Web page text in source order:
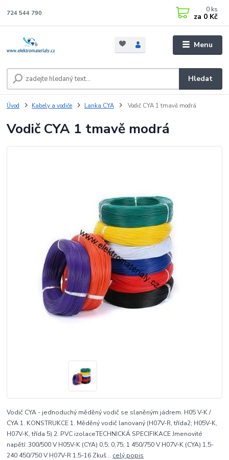
Menu
Hledat
724 544 790 0 ks
za 0 Kč
Úvod Kabely a vodiče Lanka CYA Vodič CYA 1 tmavě modrá
Vodič CYA 1 tmavě modrá
Vodič CYA - jednoduchý měděný vodič se slaněným jádrem. H05 V-K /
CYA 1. KONSTRUKCE 1. Měděný vodič lanovaný (H07V-R, třída2; H05V-K,
H07V-K, třída 5) 2. PVC izolaceTECHNICKÁ SPECIFIKACE Jmenovité
napětí: 300/500 V H05V-K (CYA) 0,5; 0,75; 1 450/750 V H07V-K (CYA) 1,5-
240 450/750 V H07V-R 1,5-16 Zkuš... celý popis